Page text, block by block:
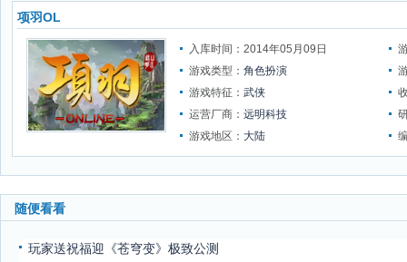
项羽OL
入库时间：2014年05月09日
游戏类型： 角色扮演
游戏特征： 武侠
运营厂商： 远明科技
游戏地区： 大陆
随便看看
玩家送祝福迎《苍穹变》极致公测